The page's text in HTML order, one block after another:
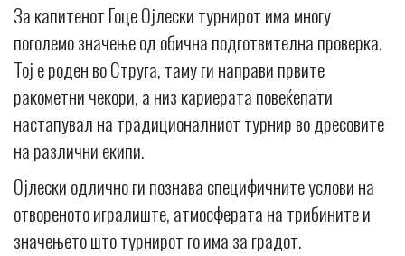
За капитенот Гоце Ојлески турнирот има многу
поголемо значење од обична подготвителна проверка.
Тој е роден во Струга, таму ги направи првите
ракометни чекори, а низ кариерата повеќепати
настапувал на традиционалниот турнир во дресовите
на различни екипи.
Ојлески одлично ги познава специфичните услови на
отвореното игралиште, атмосферата на трибините и
значењето што турнирот го има за градот.